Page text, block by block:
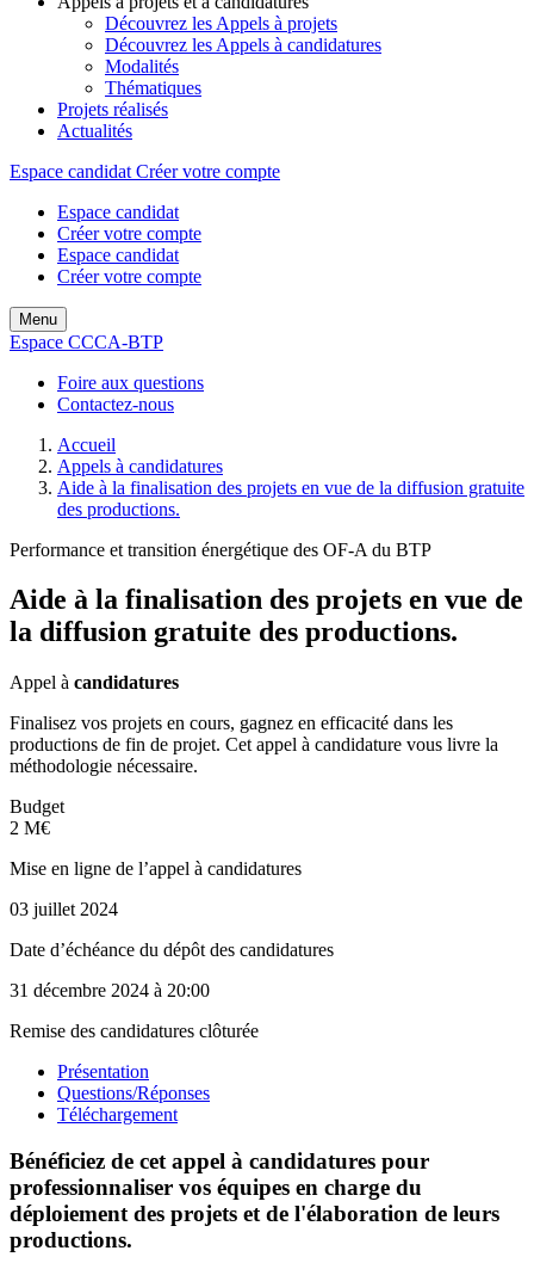
Découvrez les Appels à projets
Découvrez les Appels à candidatures
Modalités
Thématiques
Projets réalisés
Actualités
Espace candidat Créer votre compte
Espace candidat
Créer votre compte
Espace candidat
Créer votre compte
Menu
Espace CCCA-BTP
Foire aux questions
Contactez-nous
Accueil
Appels à candidatures
Aide à la finalisation des projets en vue de la diffusion gratuite
des productions.
Performance et transition énergétique des OF-A du BTP
Aide à la finalisation des projets en vue de
la diffusion gratuite des productions.
Appel à candidatures
Finalisez vos projets en cours, gagnez en efficacité dans les
productions de fin de projet. Cet appel à candidature vous livre la
méthodologie nécessaire.
Budget
2 M€
Mise en ligne de l’appel à candidatures
03 juillet 2024
Date d’échéance du dépôt des candidatures
31 décembre 2024 à 20:00
Remise des candidatures clôturée
Présentation
Questions/Réponses
Téléchargement
Bénéficiez de cet appel à candidatures pour
professionnaliser vos équipes en charge du
déploiement des projets et de l'élaboration de leurs
productions.